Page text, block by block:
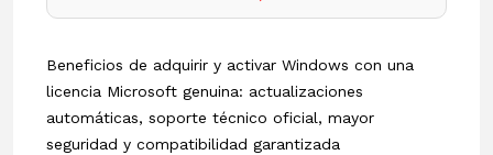
Beneficios de adquirir y activar Windows con una
licencia Microsoft genuina: actualizaciones
automáticas, soporte técnico oficial, mayor
seguridad y compatibilidad garantizada